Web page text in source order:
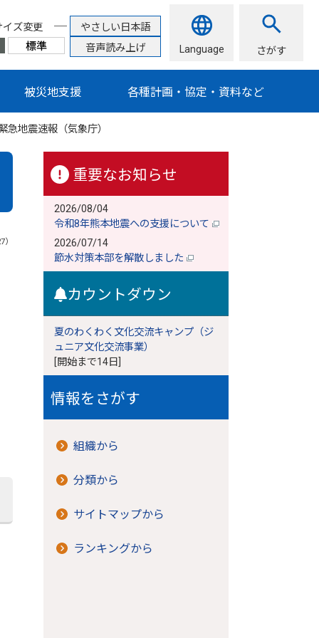
イズ変更
やさしい日本語
音声読み上げ
Language さがす
被災地支援 各種計画・協定・資料など
急地震速報（気象庁）
）
重要なお知らせ
2026/08/04
令和8年熊本地震への支援について
2026/07/14
節水対策本部を解散しました
カウントダウン
夏のわくわく文化交流キャンプ（ジ
ュニア文化交流事業）
[開始まで14日]
情報をさがす
組織から
分類から
サイトマップから
ランキングから